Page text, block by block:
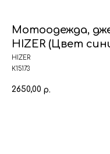
Мотоодежда,
HIZER (Цвет
HIZER
К15173
2650,00 р.